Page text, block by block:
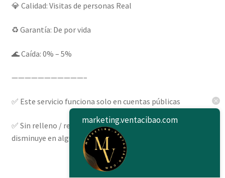
💎 Calidad: Visitas de personas Real
♻️ Garantía: De por vida
🌊 Caída: 0% – 5%
———————————–
✅ Este servicio funciona solo en cuentas públicas
✅ Sin relleno / reembolso si el contador del pedido
disminuye en algún momento
marketing.ventacibao.com